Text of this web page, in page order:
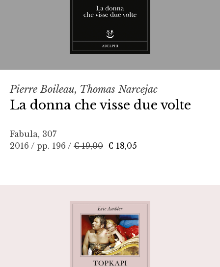
Pierre Boileau, Thomas Narcejac
La donna che visse due volte
Fabula, 307
2016 / pp. 196 / € 19,00 € 18,05